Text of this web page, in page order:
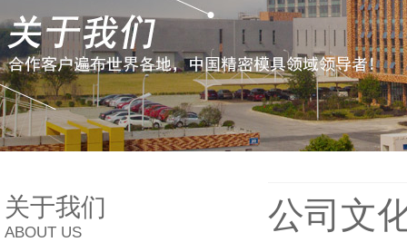
关于我们
ABOUT US 公司文